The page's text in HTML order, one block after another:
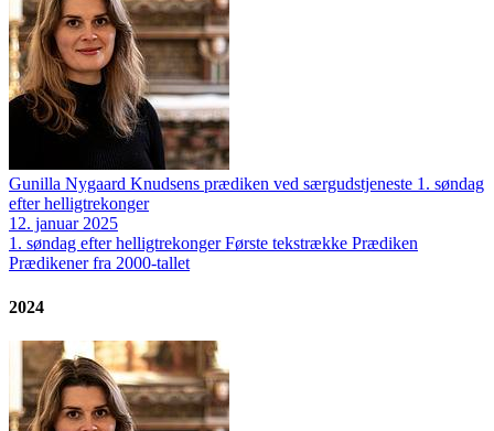
Gunilla Nygaard Knudsens prædiken ved særgudstjeneste 1. søndag
efter helligtrekonger
12. januar 2025
1. søndag efter helligtrekonger Første tekstrække Prædiken
Prædikener fra 2000-tallet
2024